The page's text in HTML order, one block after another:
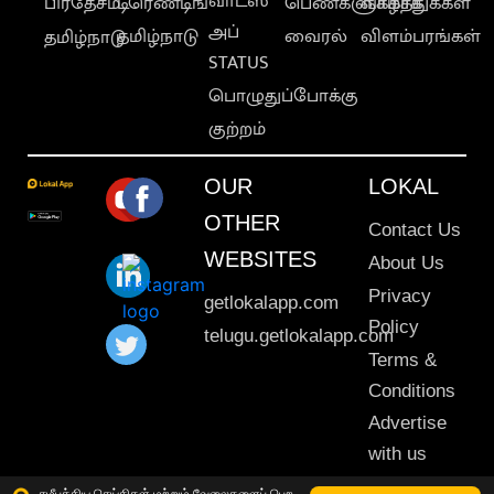
தமிழ்நாடுதமிழ்நாடு அப்
STATUS
பொழுதுப்போக்கு
குற்றம்
வைரல் விளம்பரங்கள்
OUR
OTHER
WEBSITES
getlokalapp.com
telugu.getlokalapp.com
LOKAL
Contact Us
About Us
Privacy
Policy
Terms &
Conditions
Advertise
with us
Sitemap